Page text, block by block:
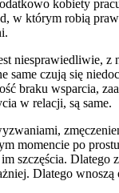
kobiety
w którym robią
niesprawiedliwie, z
same czują się
braku wsparcia,
w relacji, są same.
momencie po
szczęścia. Dlatego
Dlatego wnoszą